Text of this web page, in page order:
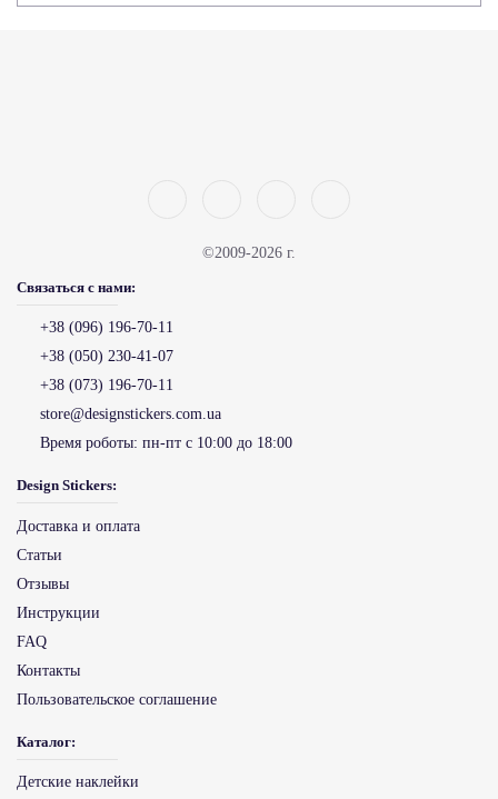
©2009-2026 г.
Связаться с нами:
+38 (096) 196-70-11
+38 (050) 230-41-07
+38 (073) 196-70-11
store@designstickers.com.ua
Время роботы: пн-пт с 10:00 до 18:00
Design Stickers:
Доставка и оплата
Статьи
Отзывы
Инструкции
FAQ
Контакты
Пользовательское соглашение
Каталог:
Детские наклейки